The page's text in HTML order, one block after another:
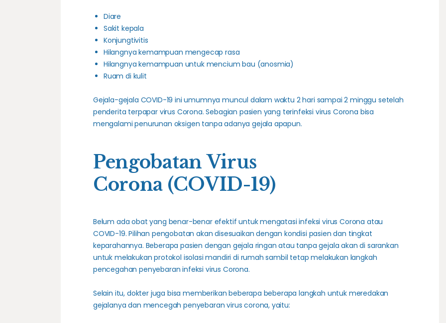
Diare
Sakit kepala
Konjungtivitis
Hilangnya kemampuan mengecap rasa
Hilangnya kemampuan untuk mencium bau (anosmia)
Ruam di kulit
Gejala-gejala COVID-19 ini umumnya muncul dalam waktu 2 hari sampai 2 minggu setelah
penderita terpapar virus Corona. Sebagian pasien yang terinfeksi virus Corona bisa
mengalami penurunan oksigen tanpa adanya gejala apapun.
Pengobatan Virus
Corona (COVID-19)
Belum ada obat yang benar-benar efektif untuk mengatasi infeksi virus Corona atau
COVID-19. Pilihan pengobatan akan disesuaikan dengan kondisi pasien dan tingkat
keparahannya. Beberapa pasien dengan gejala ringan atau tanpa gejala akan di sarankan
untuk melakukan protokol isolasi mandiri di rumah sambil tetap melakukan langkah
pencegahan penyebaran infeksi virus Corona.
Selain itu, dokter juga bisa memberikan beberapa beberapa langkah untuk meredakan
gejalanya dan mencegah penyebaran virus corona, yaitu: